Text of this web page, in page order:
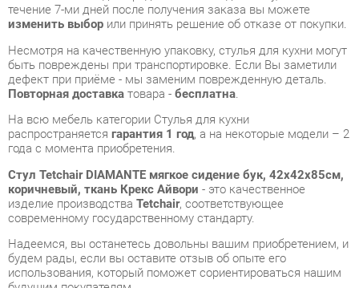
дефект при приёме - мы заменим поврежденную деталь.
Повторная доставкатовара -бесплатна.
На всю мебель категории Стулья для кухни
распространяетсягарантия 1 год, а на некоторые модели – 2
года с момента приобретения.
Стул Tetchair DIAMANTE мягкое сидение бук, 42x42x85см,
изделие производстваTetchair, соответствующее
современному государственному стандарту.
будем рады, если вы оставите отзыв об опыте его
использования, который поможет сориентироваться нашим
будущим покупателям.
консультацию, фото и видеообзор продукции вы можете по
e-mail, телефону в Екатеринбурге и через мессенджеры
Telegram и WhatsApp.